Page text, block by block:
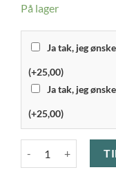
På lager
Ja tak, jeg
(+25,00)
Ja tak, jeg
(+25,00)
Scanpan Classic